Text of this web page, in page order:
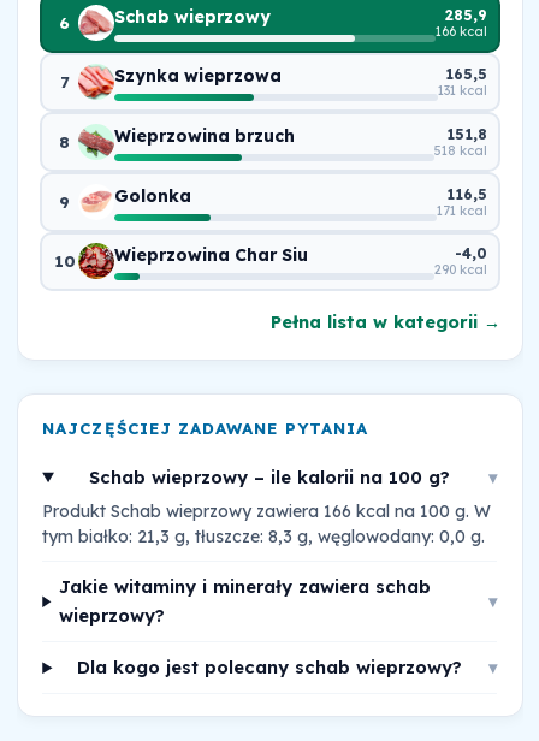
6 Schab wieprzowy 285,9
166 kcal
7 Szynka wieprzowa 165,5
131 kcal
8 Wieprzowina brzuch 151,8
518 kcal
9 Golonka 116,5
171 kcal
10 Wieprzowina Char Siu -4,0
290 kcal
Pełna lista w kategorii →
NAJCZĘŚCIEJ ZADAWANE PYTANIA
Schab wieprzowy – ile kalorii na 100 g? ▾
Produkt Schab wieprzowy zawiera 166 kcal na 100 g. W
tym białko: 21,3 g, tłuszcze: 8,3 g, węglowodany: 0,0 g.
Jakie witaminy i minerały zawiera schab
wieprzowy?
▾
Dla kogo jest polecany schab wieprzowy? ▾